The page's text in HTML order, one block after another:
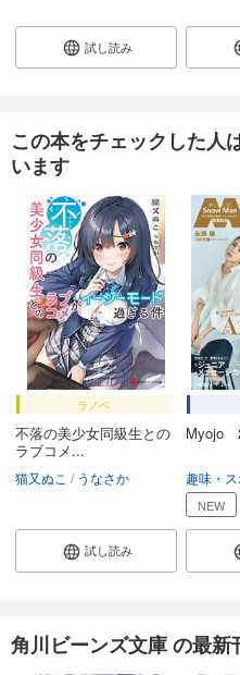
試し読み
この本をチェックした人
います
ラノベ
不落の美少女同級生との
ラブコメ...
猫又ぬこ うなさか
試し読み
Myojo
NEW
角川ビーンズ文庫 の最新